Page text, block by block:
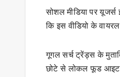
सोशल मीडिया पर
कि इस वीडियो के
गूगल सर्च ट्रेंड्स के
छोटे से लोकल फूड आइटम